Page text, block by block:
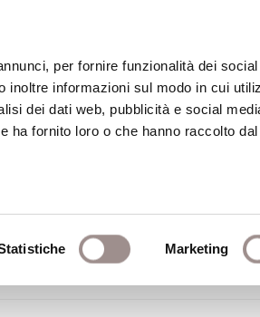
per fornire funzionalità dei social
inoltre informazioni sul modo in cui
dei dati web, pubblicità e social
ha fornito loro o che hanno raccolto
Marketing
Centro Studi Religiosi